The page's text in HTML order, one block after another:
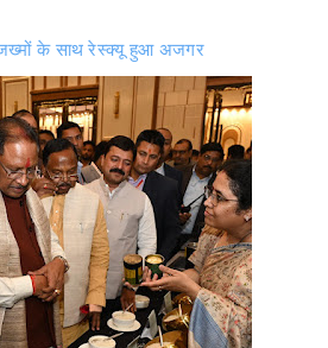
के साथ रेस्क्यू हुआ अजगर